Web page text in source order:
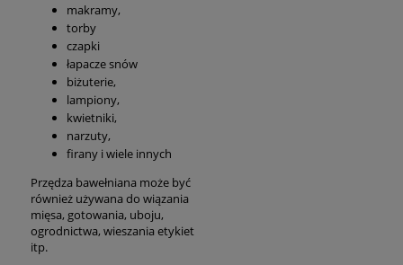
makramy,
torby
czapki
łapacze snów
biżuterie,
lampiony,
kwietniki,
narzuty,
firany i wiele innych
Przędza bawełniana może być
również używana do wiązania
mięsa, gotowania, uboju,
ogrodnictwa, wieszania etykiet
itp.